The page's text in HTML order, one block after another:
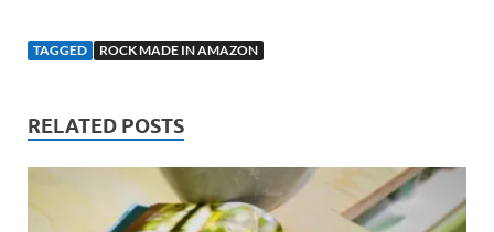
TAGGED ROCK MADE IN AMAZON
RELATED POSTS